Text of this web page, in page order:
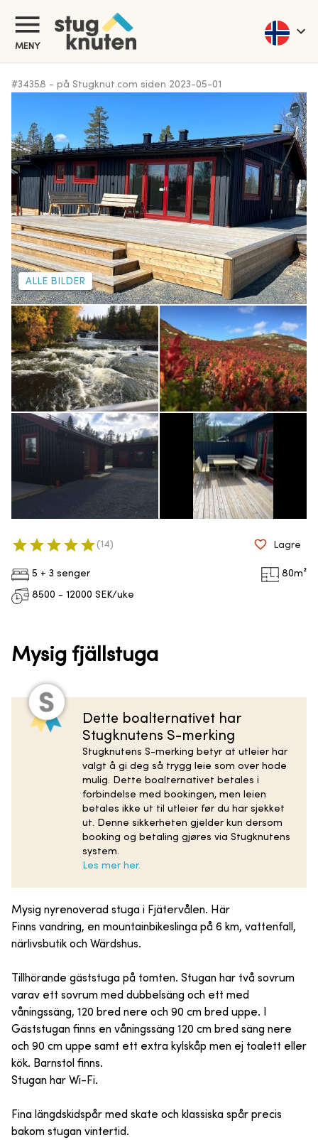
MENY
#34358 - på Stugknut.com siden 2023-05-01
ALLE BILDER
5 + 3 senger 80m²
8500 - 12000 SEK/uke
( 14 ) Lagre
Mysig fjällstuga
Dette boalternativet har
Stugknutens S-merking
Stugknutens S-merking betyr at utleier har
valgt å gi deg så trygg leie som over hode
mulig. Dette boalternativet betales i
forbindelse med bookingen, men leien
betales ikke ut til utleier før du har sjekket
ut. Denne sikkerheten gjelder kun dersom
booking og betaling gjøres via Stugknutens
system.
Les mer her.
Mysig nyrenoverad stuga i Fjätervålen. Här
Finns vandring, en mountainbikeslinga på 6 km, vattenfall,
närlivsbutik och Wärdshus.
Tillhörande gäststuga på tomten. Stugan har två sovrum
varav ett sovrum med dubbelsäng och ett med
våningssäng, 120 bred nere och 90 cm bred uppe. I
Gäststugan finns en våningssäng 120 cm bred säng nere
och 90 cm uppe samt ett extra kylskåp men ej toalett eller
kök. Barnstol finns.
Stugan har Wi-Fi.
Fina längdskidspår med skate och klassiska spår precis
bakom stugan vintertid.